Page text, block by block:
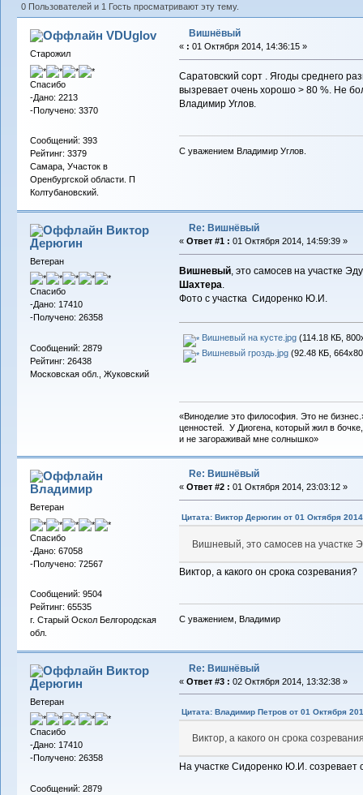
0 Пользователей и 1 Гость просматривают эту тему.
VDUglov
Старожил
Спасибо
-Дано: 2213
-Получено: 3370
Сообщений: 393
Рейтинг: 3379
Самара, Участок в
Оренбургской области. П
Колтубановский.
Вишнёвый
« : 01 Октября 2014, 14:36:15 »
Саратовский сорт . Ягоды среднего
вызревает очень хорошо > 80 %. Не
Владимир Углов.
С уважением Владимир Углов.
Виктор
Дерюгин
Ветеран
Спасибо
-Дано: 17410
-Получено: 26358
Сообщений: 2879
Рейтинг: 26438
Московская обл., Жуковский
Re: Вишнёвый
« Ответ #1 : 01 Октября 2014, 14:59:39 »
Вишневый, это самосев на участке
Шахтера.
Фото с участка Сидоренко Ю.И.
Вишневый на кусте.jpg(114.18 КБ,
Вишневый гроздь.jpg(92.48 КБ,
«Виноделие это философия. Это не
ценностей. У Диогена, который жил в
и не загораживай мне солнышко»
Владимиp
Ветеран
Спасибо
-Дано: 67058
-Получено: 72567
Сообщений: 9504
Рейтинг: 65535
г. Старый Оскол Белгородская
обл.
Re: Вишнёвый
« Ответ #2 : 01 Октября 2014, 23:03:12 »
Цитата: Виктор Дерюгин от 01 Октября
Вишневый, это самосев на участке
Виктор, а какого он срока созревания?
С уважением, Владимир
Виктор
Дерюгин
Ветеран
Спасибо
-Дано: 17410
-Получено: 26358
Сообщений: 2879
Re: Вишнёвый
« Ответ #3 : 02 Октября 2014, 13:32:38 »
Цитата: Владимир Петров от 01 Октября
Виктор, а какого он срока
На участке Сидоренко Ю.И. созревает